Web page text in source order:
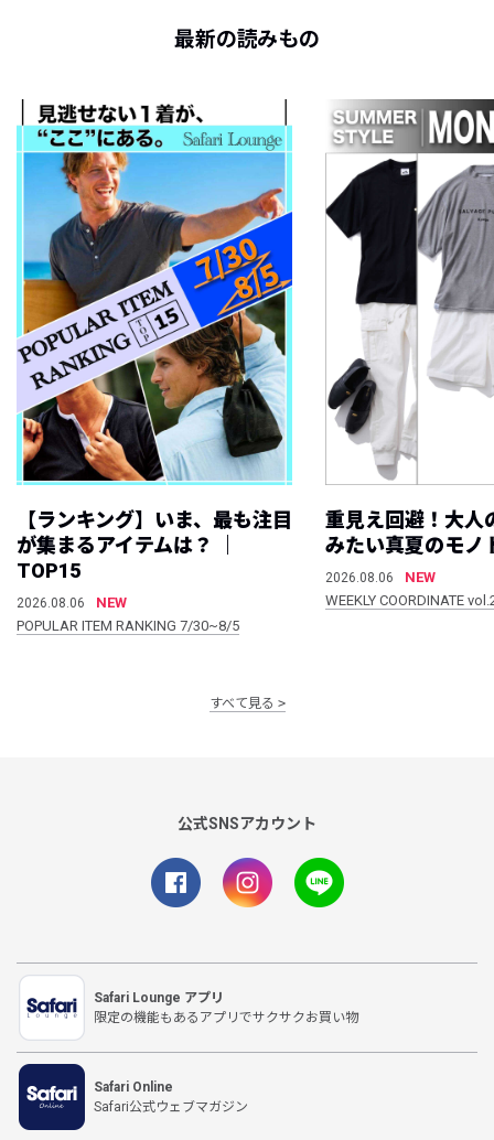
最新の読みもの
【ランキング】いま、最も注目
が集まるアイテムは？ ｜
TOP15
2026.08.06
NEW
POPULAR ITEM RANKING 7/30~8/5
重見え回避！大人
みたい真夏のモノ
2026.08.06
NEW
WEEKLY COORDINATE
すべて見る
公式SNSアカウント
Safari Lounge アプリ
限定の機能もあるアプリでサクサクお買い物
Safari Online
Safari公式ウェブマガジン